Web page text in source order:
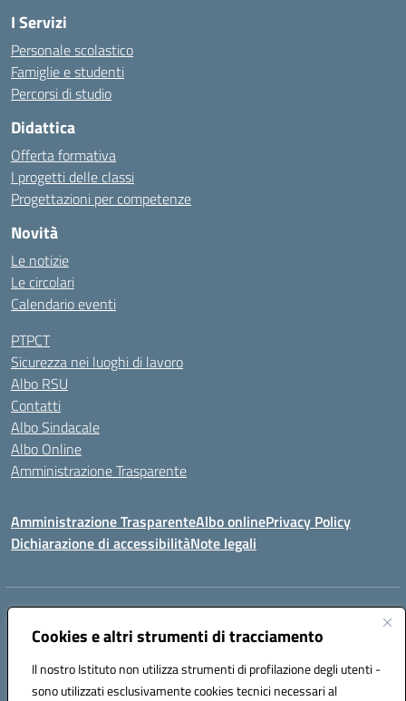
Cookies e altri strumenti di tracciamento
Il nostro Istituto non utilizza strumenti di profilazione degli utenti -
sono utilizzati esclusivamente cookies tecnici necessari al
I Servizi
Personale scolastico
Famiglie e studenti
Percorsi di studio
Didattica
Offerta formativa
I progetti delle classi
Progettazioni per competenze
Novità
Le notizie
Le circolari
Calendario eventi
PTPCT
Sicurezza nei luoghi di lavoro
Albo RSU
Contatti
Albo Sindacale
Albo Online
Amministrazione Trasparente
Amministrazione TrasparenteAlbo onlinePrivacy Policy
Dichiarazione di accessibilitàNote legali
Centralino:
Posta elettronica certificata (PEC):tpis02200a@pec.istruzione.it
Codice fiscale: 93066580817
Codice meccanografico:TPIS02200A